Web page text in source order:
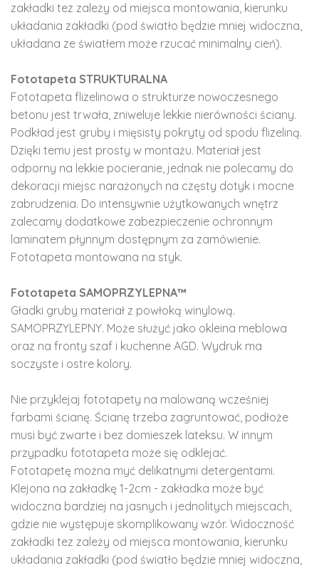
zakładki tez zależy od miejsca montowania, kierunku
układania zakładki (pod światło będzie mniej widoczna,
układana ze światłem może rzucać minimalny cień).
Fototapeta STRUKTURALNA
Fototapeta flizelinowa o strukturze nowoczesnego
betonu jest trwała, zniweluje lekkie nierówności ściany.
Podkład jest gruby i mięsisty pokryty od spodu flizeliną.
Dzięki temu jest prosty w montażu. Materiał jest
odporny na lekkie pocieranie, jednak nie polecamy do
dekoracji miejsc narażonych na częsty dotyk i mocne
zabrudzenia. Do intensywnie użytkowanych wnętrz
zalecamy dodatkowe zabezpieczenie ochronnym
laminatem płynnym dostępnym za zamówienie.
Fototapeta montowana na styk.
Fototapeta SAMOPRZYLEPNA™
Gładki gruby materiał z powłoką winylową.
SAMOPRZYLEPNY. Może służyć jako okleina meblowa
oraz na fronty szaf i kuchenne AGD. Wydruk ma
soczyste i ostre kolory.
Nie przyklejaj fototapety na malowaną wcześniej
farbami ścianę. Ścianę trzeba zagruntować, podłoże
musi być zwarte i bez domieszek lateksu. W innym
przypadku fototapeta może się odklejać.
Fototapetę można myć delikatnymi detergentami.
Klejona na zakładkę 1-2cm - zakładka może być
widoczna bardziej na jasnych i jednolitych miejscach,
gdzie nie występuje skomplikowany wzór. Widoczność
zakładki tez zależy od miejsca montowania, kierunku
układania zakładki (pod światło będzie mniej widoczna,